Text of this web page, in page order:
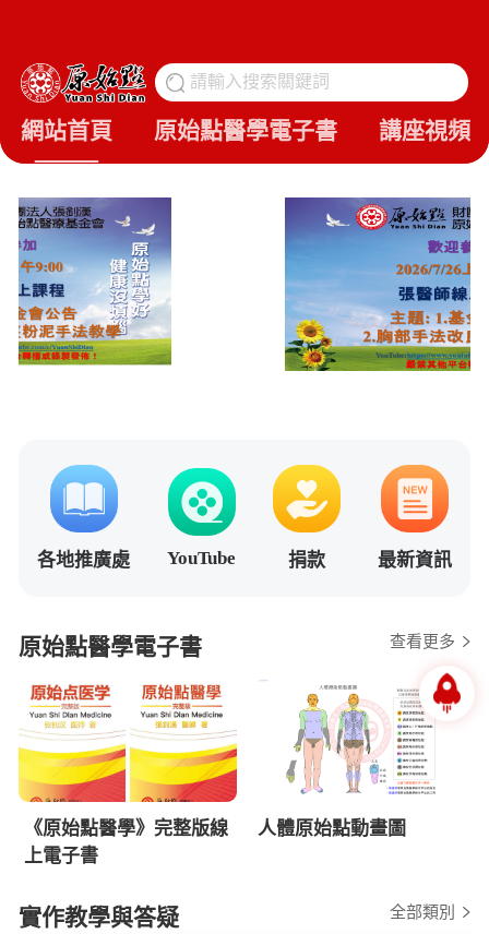
請輸入搜索關鍵詞
網站首頁 原始點醫學電子書 講座視頻
各地推廣處 YouTube 捐款 最新資訊
原始點醫學電子書 查看更多
《原始點醫學》完整版線
上電子書
人體原始點動畫圖
實作教學與答疑 全部類別